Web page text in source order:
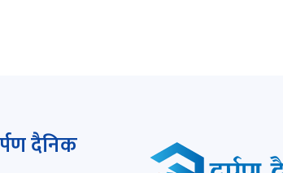
दैनिक